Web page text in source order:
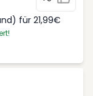
für 21,99€